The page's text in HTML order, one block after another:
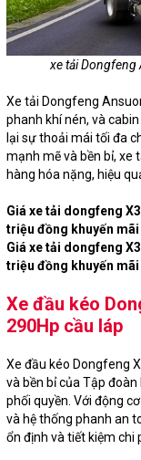
xe tải Dongfeng
Xe tải Dongfeng
phanh khí nén, và
lại sự thoải mái tối đa
mạnh mẽ và bền bỉ, xe
hàng hóa nặng, hiệu
Giá xe tải dongfeng
triệu đồng khuyến
Giá xe tải dongfeng
triệu đồng khuyến
Xe đầu kéo
290Hp cầu láp
Xe đầu kéo Dongfeng
và bền bỉ của Tập
phối quyền. Với động
và hệ thống phanh an
ổn định và tiết kiệm chi